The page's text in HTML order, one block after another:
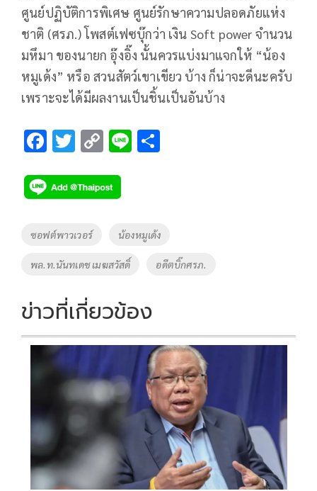
ศูนย์ปฏิบัติการพิเศษ ศูนย์รักษาความปลอดภัยแห่ง
ชาติ (ศรภ.) โพสต์เฟซบุ๊กว่า เงิน Soft power จำนวน
มหึมา ของนายก อุ๊งอิ๊ง นั้นควรแบ่งมาแจกให้ “น้อง
หมูเด้ง” หรือ สวนสัตว์เขาเขียว บ้าง ก็น่าจะดีนะครับ
เพราะจะได้มีผลงานเป็นชิ้นเป็นอันบ้าง
F
e
b
o
o
k
T
tt
er
C
p
y
Li
n
k
Li
Tags
ซอฟต์พาวเวอร์ น้องหมูเด้ง
พล.ท.นันทเดช เมฆสวัสดิ์ อดีตบิ๊กศรภ.
ข่าวที่เกี่ยวข้อง